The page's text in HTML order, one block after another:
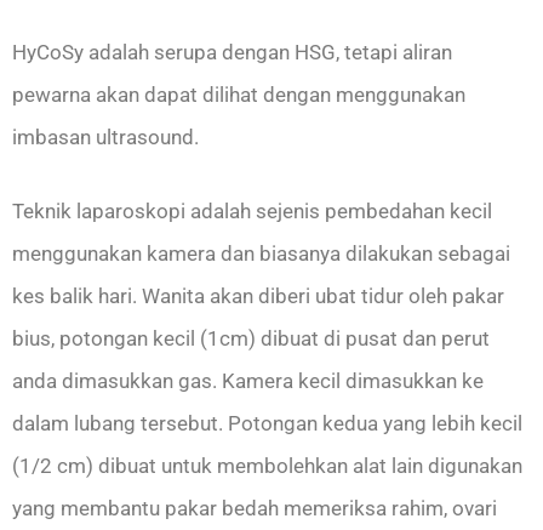
HyCoSy adalah serupa dengan HSG, tetapi aliran
pewarna akan dapat dilihat dengan menggunakan
imbasan ultrasound.
Teknik laparoskopi adalah sejenis pembedahan kecil
menggunakan kamera dan biasanya dilakukan sebagai
kes balik hari. Wanita akan diberi ubat tidur oleh pakar
bius, potongan kecil (1cm) dibuat di pusat dan perut
anda dimasukkan gas. Kamera kecil dimasukkan ke
dalam lubang tersebut. Potongan kedua yang lebih kecil
(1/2 cm) dibuat untuk membolehkan alat lain digunakan
yang membantu pakar bedah memeriksa rahim, ovari